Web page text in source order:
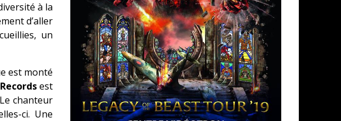
à la
d’aller
un
est monté
est
chanteur
ci. Une